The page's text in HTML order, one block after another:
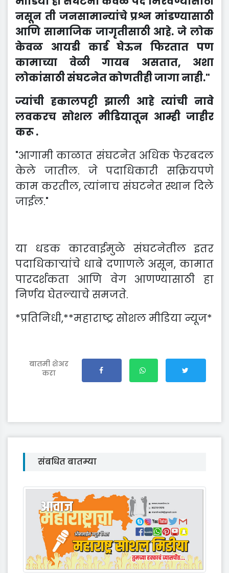
नसून ती जनसामान्यांचे प्रश्न मांडण्यासाठी
आणि सामाजिक जागृतीसाठी आहे. जे लोक
केवळ आयडी कार्ड घेऊन फिरतात पण
कामाच्या वेळी गायब असतात, अशा
लोकांसाठी संघटनेत कोणतीही जागा नाही."
ज्यांची हकालपट्टी झाली आहे त्यांची नावे
लवकरच सोशल मीडियातून आम्ही जाहीर
करू .
"आगामी काळात संघटनेत अधिक फेरबदल
केले जातील. जे पदाधिकारी सक्रियपणे
काम करतील, त्यांनाच संघटनेत स्थान दिले
जाईल."
या धडक कारवाईमुळे संघटनेतील इतर
पदाधिकाऱ्यांचे धाबे दणाणले असून, कामात
पारदर्शकता आणि वेग आणण्यासाठी हा
निर्णय घेतल्याचे समजते.
*प्रतिनिधी,**महाराष्ट्र सोशल मीडिया न्यूज*
बातमी शेअर
करा
संबधित बातम्या